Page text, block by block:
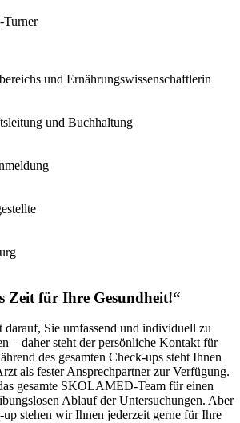
Turner
und Ernährungswissenschaftlerin
und Buchhaltung
Zeit für Ihre Gesundheit!“
darauf, Sie umfassend und individuell zu
– daher steht der persönliche Kontakt für
des gesamten Check-ups steht Ihnen
als fester Ansprechpartner zur Verfügung.
gesamte SKOLAMED-Team für einen
Ablauf der Untersuchungen. Aber
up stehen wir Ihnen jederzeit gerne für Ihre